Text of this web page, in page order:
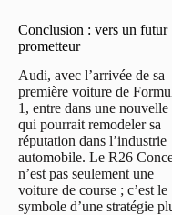
Conclusion : vers un futur
prometteur
Audi, avec l’arrivée de sa
première voiture de
1, entre dans une nouvelle
qui pourrait remodeler sa
réputation dans l’industrie
automobile. Le R26
n’est pas seulement une
voiture de course ; c’est le
symbole d’une stratégie